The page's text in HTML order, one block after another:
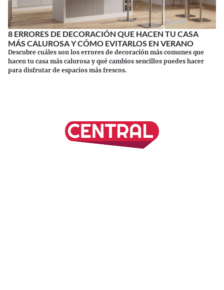
8 ERRORES DE DECORACIÓN QUE HACEN TU CASA
MÁS CALUROSA Y CÓMO EVITARLOS EN VERANO
Descubre cuáles son los errores de decoración más comunes que
hacen tu casa más calurosa y qué cambios sencillos puedes hacer
para disfrutar de espacios más frescos.